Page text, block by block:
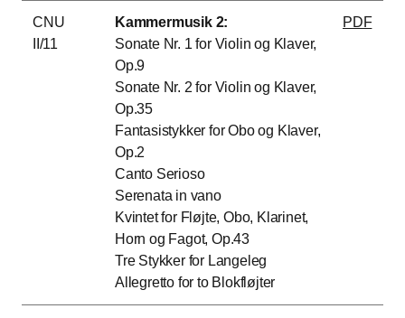
CNU
II/11
Kammermusik 2:
Sonate Nr. 1 for Violin og Klaver,
Op.9
Sonate Nr. 2 for Violin og Klaver,
Op.35
Fantasistykker for Obo og Klaver,
Op.2
Canto Serioso
Serenata in vano
Kvintet for Fløjte, Obo, Klarinet,
Horn og Fagot, Op.43
Tre Stykker for Langeleg
Allegretto for to Blokfløjter
PDF